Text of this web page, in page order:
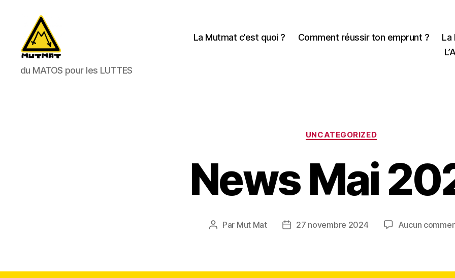
Mutmat
du MATOS pour les LUTTES
La Mutmat c’est quoi ? Comment réussir ton emprunt ?
La
Catégories
UNCATEGORIZED
News Mai
Auteur
Par Mut Mat
Date27 novembre 2024 Aucun